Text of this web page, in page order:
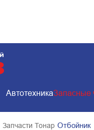
АвтотехникаЗапасные
Запчасти Тонар Отбойник